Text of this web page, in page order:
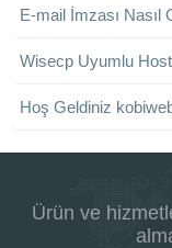
E-mail İmzası
Wisecp Uyumlu
Hoş Geldiniz
Ürün ve